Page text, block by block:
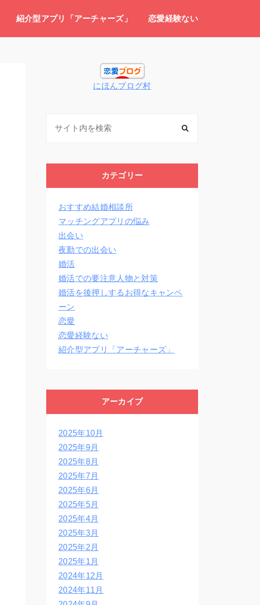
紹介型アプリ「アーチャーズ」 恋愛経験ない
にほんブログ村
カテゴリー
おすすめ結婚相談所
マッチングアプリの悩み
出会い
夜勤での出会い
婚活
婚活での要注意人物と対策
婚活を後押しするお得なキャンペ
ーン
恋愛
恋愛経験ない
紹介型アプリ「アーチャーズ」
アーカイブ
2025年10月
2025年9月
2025年8月
2025年7月
2025年6月
2025年5月
2025年4月
2025年3月
2025年2月
2025年1月
2024年12月
2024年11月